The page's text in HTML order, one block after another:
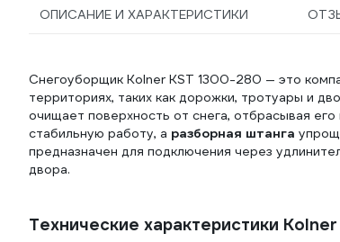
ОПИСАНИЕ И ХАРАКТЕРИСТИКИ
Снегоуборщик Kolner KST 1300-280 — это
территориях, таких как дорожки, тротуары и
очищает поверхность от снега, отбрасывая
стабильную работу, а разборная штанга
предназначен для подключения через
двора.
Технические характеристики